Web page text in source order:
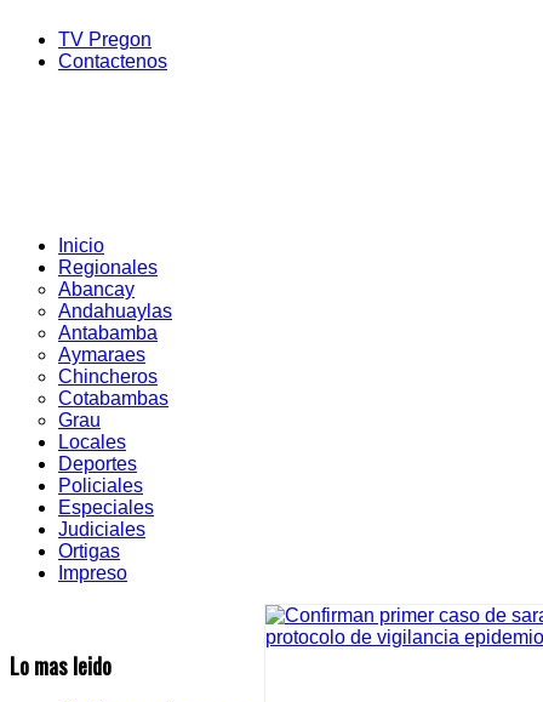
TV Pregon
Contactenos
Inicio
Regionales
Abancay
Andahuaylas
Antabamba
Aymaraes
Chincheros
Cotabambas
Grau
Locales
Deportes
Policiales
Especiales
Judiciales
Ortigas
Impreso
Lo mas leido